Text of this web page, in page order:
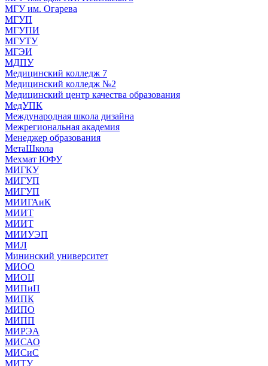
МГУ им. Огарева
МГУП
МГУПИ
МГУТУ
МГЭИ
МДПУ
Медицинский колледж 7
Медицинский колледж №2
Медицинский центр качества образования
МедУПК
Международная школа дизайна
Межрегиональная академия
Менеджер образования
МетаШкола
Мехмат ЮФУ
МИГКУ
МИГУП
МИГУП
МИИГАиК
МИИТ
МИИТ
МИИУЭП
МИЛ
Мининский университет
МИОО
МИОЦ
МИПиП
МИПК
МИПО
МИПП
МИРЭА
МИСАО
МИСиС
МИТУ